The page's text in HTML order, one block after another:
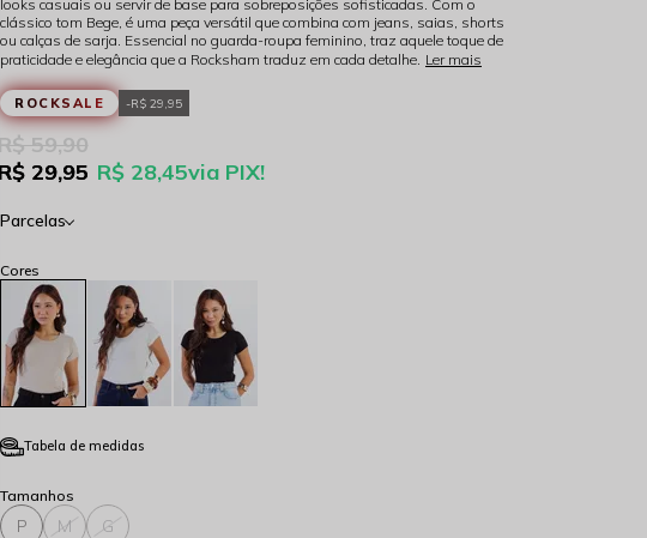
looks casuais ou servir de base para sobreposições sofisticadas. Com o
clássico tom Bege, é uma peça versátil que combina com jeans, saias, shorts
ou calças de sarja. Essencial no guarda-roupa feminino, traz aquele toque de
praticidade e elegância que a Rocksham traduz em cada detalhe. Ler mais
ROCKSALE R$ 29,95
R$ 28,45via PIX!
R$ 59,90
R$ 29,95
Parcelas
Tabela de medidas
P M G